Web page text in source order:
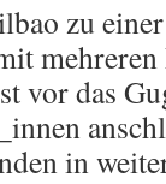
zu
vor das
in